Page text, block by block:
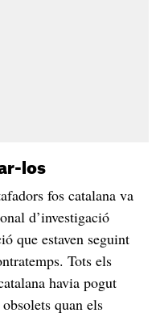
los
fos catalana va
d’investigació
que estaven seguint
Tots els
havia pogut
quan els